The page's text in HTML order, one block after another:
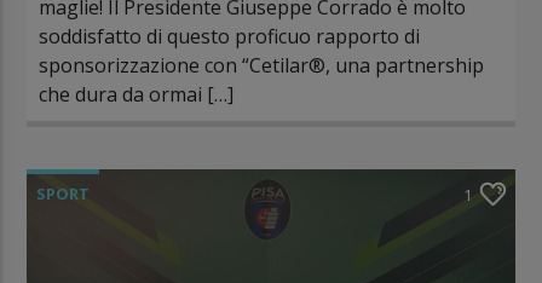
maglie! Il Presidente Giuseppe Corrado è molto
soddisfatto di questo proficuo rapporto di
sponsorizzazione con “Cetilar®, una partnership
che dura da ormai […]
SPORT 1